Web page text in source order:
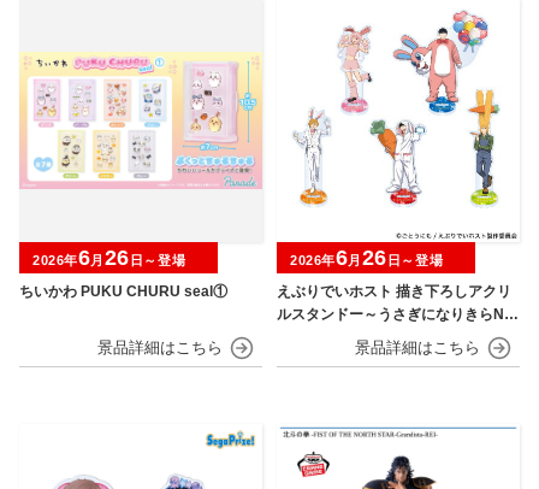
ちいかわ PUKU CHURU seal①
2026年6月 26 日～登場
えぶりでいホスト 描き下ろしアクリ
ルスタンドー～うさぎになりきらNIG
2026年6月 26 日～登場